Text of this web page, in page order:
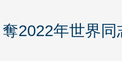
2022年世界